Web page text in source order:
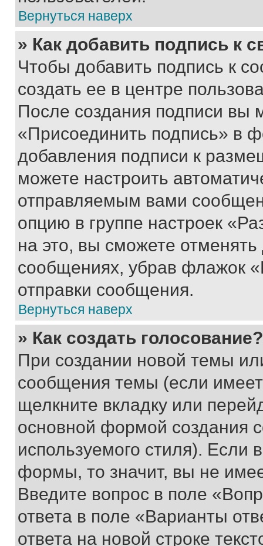
Вернуться наверх
» Как добавить подпись к
Чтобы добавить подпись к
создать ее в центре
После создания подписи вы
«Присоединить подпись» в
добавления подписи к
можете настроить
отправляемым вами
опцию в группе настроек
на это, вы сможете
сообщениях, убрав флажок
отправки сообщения.
Вернуться наверх
» Как создать голосование?
При создании новой темы
сообщения темы (если
щелкните вкладку или
основной формой создания
используемого стиля). Если
формы, то значит, вы не
Введите вопрос в поле
ответа в поле «Варианты
ответа на новой строке